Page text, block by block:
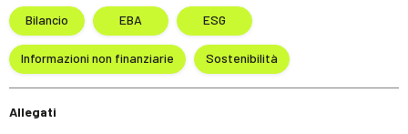
Bilancio EBA ESG
Informazioni non finanziarie Sostenibilità
Allegati